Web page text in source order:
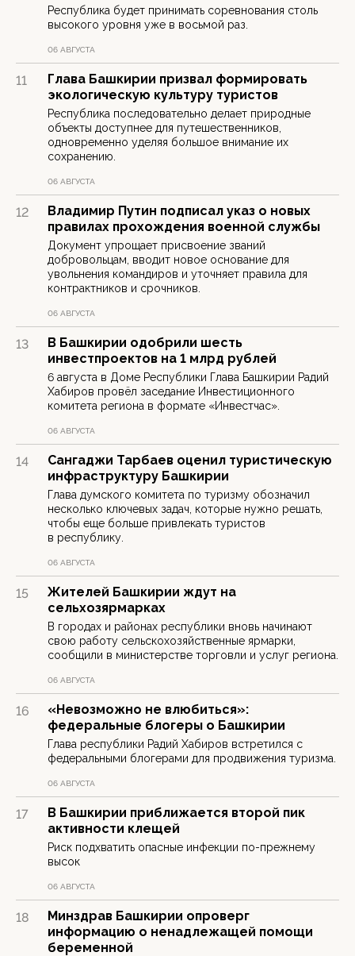
Республика будет принимать соревнования столь
высокого уровня уже в восьмой раз.
06 АВГУСТА
11
Глава Башкирии призвал формировать
экологическую культуру туристов
Республика последовательно делает природные
объекты доступнее для путешественников,
одновременно уделяя большое внимание их
сохранению.
06 АВГУСТА
12
Владимир Путин подписал указ о новых
правилах прохождения военной службы
Документ упрощает присвоение званий
добровольцам, вводит новое основание для
увольнения командиров и уточняет правила для
контрактников и срочников.
06 АВГУСТА
13
В Башкирии одобрили шесть
инвестпроектов на 1 млрд рублей
6 августа в Доме Республики Глава Башкирии Радий
Хабиров провёл заседание Инвестиционного
комитета региона в формате «Инвестчас».
06 АВГУСТА
14
Сангаджи Тарбаев оценил туристическую
инфраструктуру Башкирии
Глава думского комитета по туризму обозначил
несколько ключевых задач, которые нужно решать,
чтобы еще больше привлекать туристов
в республику.
06 АВГУСТА
15
Жителей Башкирии ждут на
сельхозярмарках
В городах и районах республики вновь начинают
свою работу сельскохозяйственные ярмарки,
сообщили в министерстве торговли и услуг региона.
06 АВГУСТА
16
«Невозможно не влюбиться»:
федеральные блогеры о Башкирии
Глава республики Радий Хабиров встретился с
федеральными блогерами для продвижения туризма.
06 АВГУСТА
17
В Башкирии приближается второй пик
активности клещей
Риск подхватить опасные инфекции по-прежнему
высок
06 АВГУСТА
18
Минздрав Башкирии опроверг
информацию о ненадлежащей помощи
беременной